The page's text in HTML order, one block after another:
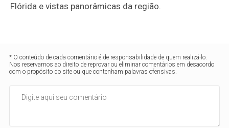
Flórida e vistas panorâmicas da região.
* O conteúdo de cada comentário é de responsabilidade de quem realizá-lo.
Nos reservamos ao direito de reprovar ou eliminar comentários em desacordo
com o propósito do site ou que contenham palavras ofensivas.